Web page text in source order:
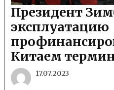
Президент
эксплуатацию
Китаем
17.07.2023